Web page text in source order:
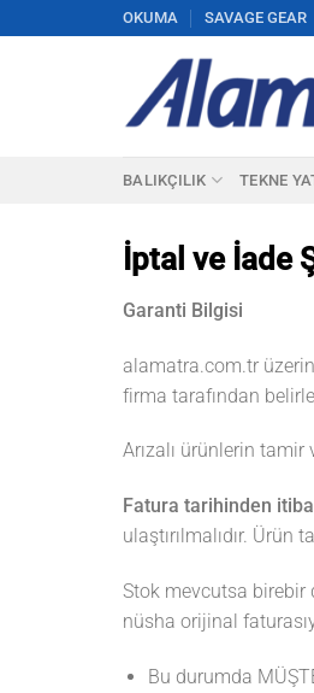
atla
OKUMA SAVAGE GEAR
BALIKÇILIK TEKNE
İptal ve İade
Garanti Bilgisi
alamatra.com.tr
firma tarafından
Arızalı ürünlerin
Fatura tarihinden
ulaştırılmalıdır.
Stok mevcutsa birebir
nüsha orijinal
Bu durumda